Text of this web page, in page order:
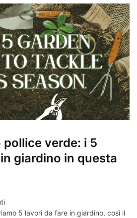
verde: i 5
giardino in questa
5 lavori da fare in giardino, così il